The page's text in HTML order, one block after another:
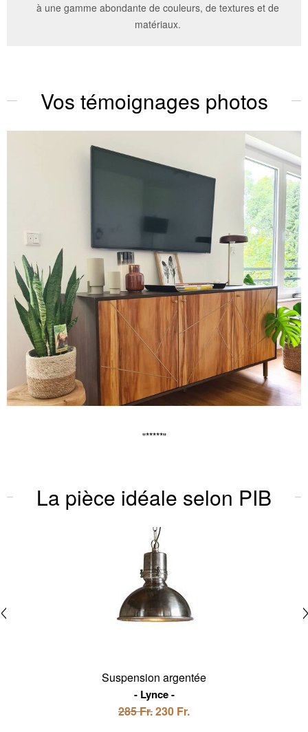
à une gamme abondante de couleurs, de textures et de
matériaux.
Vos témoignages photos
"*****"
La pièce idéale selon PIB
Suspension argentée
Lynce
285 Fr.230 Fr.